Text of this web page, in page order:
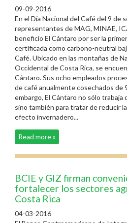
09-09-2016
En el Día Nacional del Café del 9 de
representantes de MAG, MINAE,
beneficio El Cántaro por ser la
certificada como carbono-neutral
Café. Ubicado en las montañas de
Occidental de Costa Rica, se
Cántaro. Sus ocho empleados
de café anualmente cosechados de
embargo, El Cántaro no sólo trabaja
sino también para tratar de reducir
efecto invernadero...
Read more »
BCIE y GIZ firman
fortalecer los sectores
Costa Rica
04-03-2016